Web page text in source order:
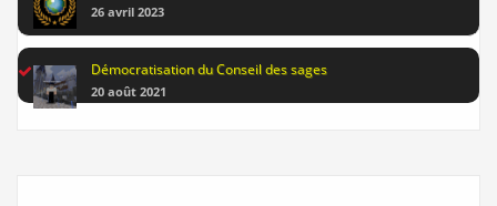
26 avril 2023
Démocratisation du Conseil des sages
20 août 2021